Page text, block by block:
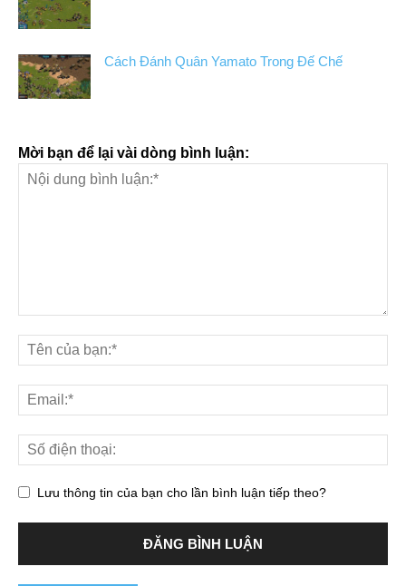
Cách Đánh Quân Yamato Trong Đế Chế
Mời bạn để lại vài dòng bình luận:
Lưu thông tin của bạn cho lần bình luận tiếp theo?